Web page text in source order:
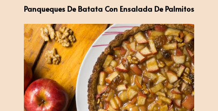
Panqueques De Batata Con Ensalada De Palmitos